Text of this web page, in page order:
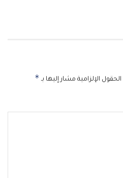
الحقول الإلزامية مشار إليها بـ *